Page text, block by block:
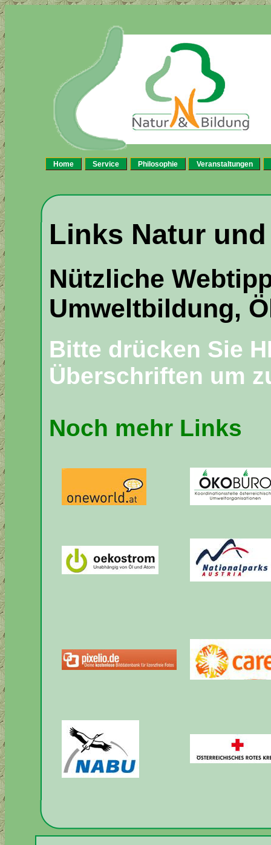
Home Service Philosophie Veranstaltungen
Links Natur
Nützliche
Umweltbildung,
Bitte drücken Sie
Überschriften um
Noch mehr Links